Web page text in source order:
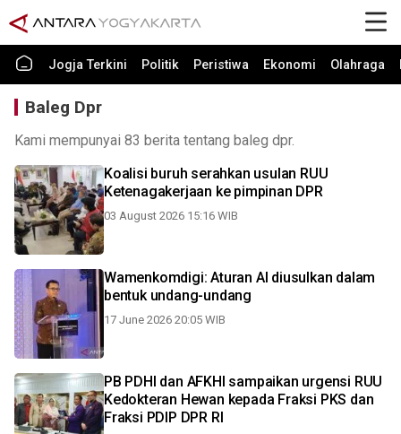
Jogja Terkini Politik Peristiwa Ekonomi Olahraga
Baleg Dpr
Kami mempunyai 83 berita tentang baleg dpr.
Koalisi buruh serahkan usulan RUU
Ketenagakerjaan ke pimpinan DPR
03 August 2026 15:16 WIB
Wamenkomdigi: Aturan AI diusulkan dalam
bentuk undang-undang
17 June 2026 20:05 WIB
PB PDHI dan AFKHI sampaikan urgensi RUU
Kedokteran Hewan kepada Fraksi PKS dan
Fraksi PDIP DPR RI